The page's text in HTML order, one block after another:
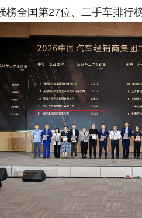
榜全国第27位、二手车排行